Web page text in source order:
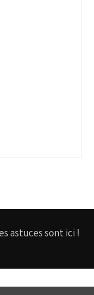
astuces sont ici !